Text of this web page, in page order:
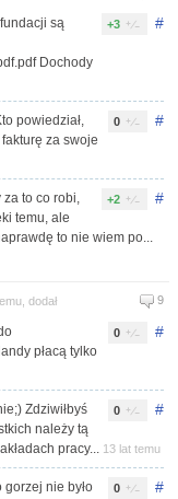
#
+3
są
Dochody
#
0
powiedział,
za swoje
#
+2
za to co robi,
temu, ale
to nie wiem po...
dodał 9
#
0
płacą tylko
#
0
Zdziwiłbyś
należy tą
pracy... 13 lat temu
#
0
nie było